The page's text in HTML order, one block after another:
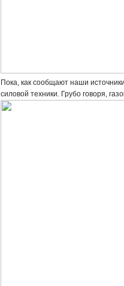
Пока, как сообщают наши
силовой техники. Грубо говоря,